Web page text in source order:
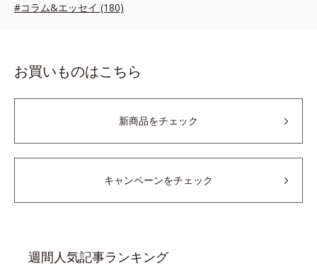
#コラム&エッセイ (180)
お買いものはこちら
新商品をチェック
キャンペーンをチェック
週間人気記事ランキング